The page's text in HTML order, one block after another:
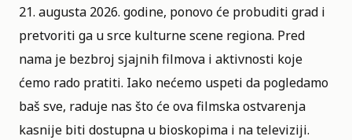
21. augusta 2026. godine, ponovo će probuditi grad i
pretvoriti ga u srce kulturne scene regiona. Pred
nama je bezbroj sjajnih filmova i aktivnosti koje
ćemo rado pratiti. Iako nećemo uspeti da pogledamo
baš sve, raduje nas što će ova filmska ostvarenja
kasnije biti dostupna u bioskopima i na televiziji.